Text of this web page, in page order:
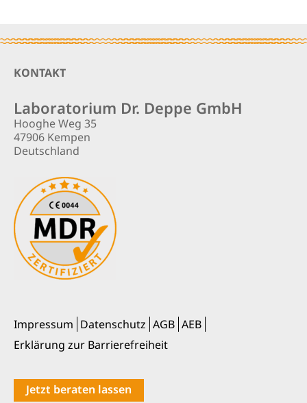
Footer
KONTAKT
Laboratorium Dr. Deppe GmbH
Hooghe Weg 35
47906 Kempen
Deutschland
Impressum Datenschutz AGB AEB
Erklärung zur Barrierefreiheit
Jetzt beraten lassen